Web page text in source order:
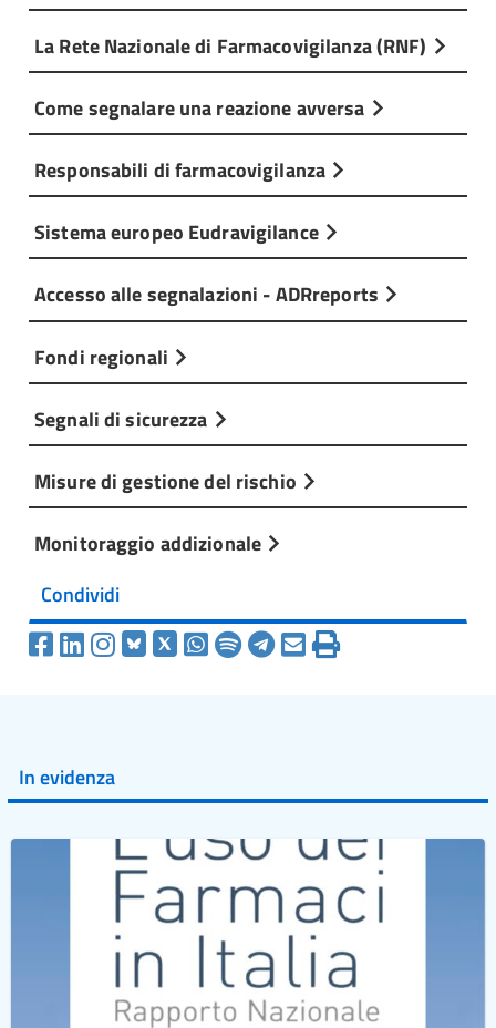
La Rete Nazionale di Farmacovigilanza (RNF)
Come segnalare una reazione avversa
Responsabili di farmacovigilanza
Sistema europeo Eudravigilance
Accesso alle segnalazioni - ADRreports
Fondi regionali
Segnali di sicurezza
Misure di gestione del rischio
Monitoraggio addizionale
Condividi
In evidenza